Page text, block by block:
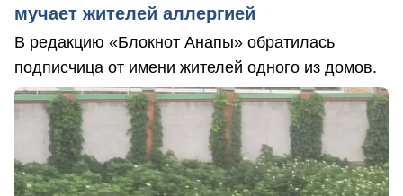
мучает жителей аллергией
В редакцию «Блокнот Анапы» обратилась
подписчица от имени жителей одного из домов.